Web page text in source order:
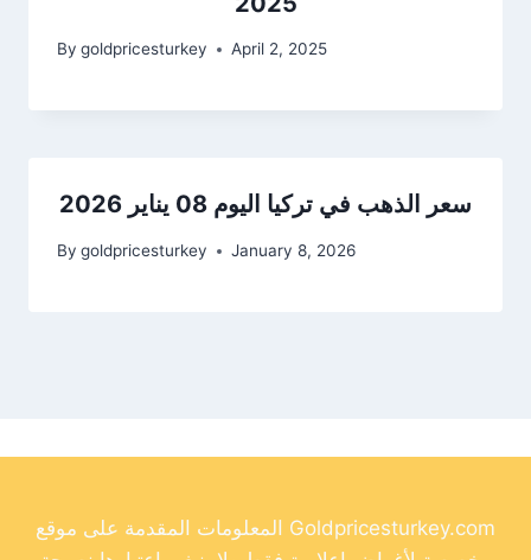
By goldpricesturkey April 2, 2025
سعر الذهب في تركيا اليوم 08 يناير 2026
By goldpricesturkey January 8, 2026
المعلومات المقدمة على موقع Goldpricesturkey.com